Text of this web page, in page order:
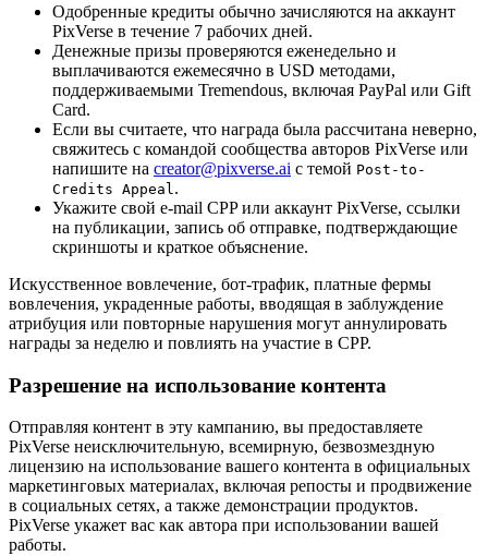
Одобренные кредиты обычно зачисляются на аккаунт
PixVerse в течение 7 рабочих дней.
Денежные призы проверяются еженедельно и
выплачиваются ежемесячно в USD методами,
поддерживаемыми Tremendous, включая PayPal или Gift
Card.
Если вы считаете, что награда была рассчитана неверно,
свяжитесь с командой сообщества авторов PixVerse или
напишите на creator@pixverse.ai с темой Post-to-
Credits Appeal .
Укажите свой e-mail CPP или аккаунт PixVerse, ссылки
на публикации, запись об отправке, подтверждающие
скриншоты и краткое объяснение.
Искусственное вовлечение, бот-трафик, платные фермы
вовлечения, украденные работы, вводящая в заблуждение
атрибуция или повторные нарушения могут аннулировать
награды за неделю и повлиять на участие в CPP.
Разрешение на использование контента
Отправляя контент в эту кампанию, вы предоставляете
PixVerse неисключительную, всемирную, безвозмездную
лицензию на использование вашего контента в официальных
маркетинговых материалах, включая репосты и продвижение
в социальных сетях, а также демонстрации продуктов.
PixVerse укажет вас как автора при использовании вашей
работы.